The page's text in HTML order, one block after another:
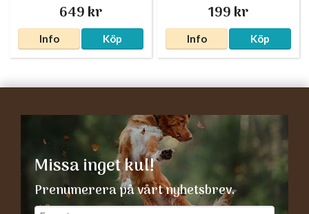
649 kr
Info Köp
199 kr
Info Köp
Missa inget kul!
Prenumerera på vårt nyhetsbrev.